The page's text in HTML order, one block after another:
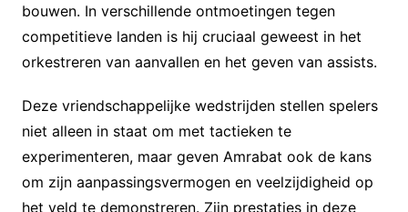
bouwen. In verschillende ontmoetingen tegen
competitieve landen is hij cruciaal geweest in het
orkestreren van aanvallen en het geven van assists.
Deze vriendschappelijke wedstrijden stellen spelers
niet alleen in staat om met tactieken te
experimenteren, maar geven Amrabat ook de kans
om zijn aanpassingsvermogen en veelzijdigheid op
het veld te demonstreren. Zijn prestaties in deze